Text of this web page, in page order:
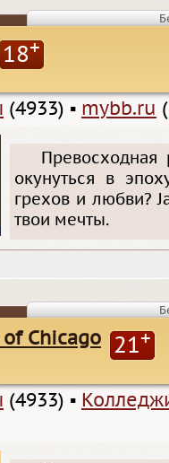
18+
(4933) ▪ mybb.ru
окунуться в
грехов и любви?
твои мечты.
Chicago 21+
(4933) ▪